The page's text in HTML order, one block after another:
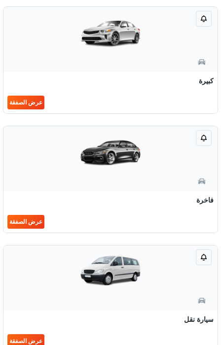
كبيرة
عرض الصفقة
فاخرة
عرض الصفقة
سيارة نقل
عرض الصفقة